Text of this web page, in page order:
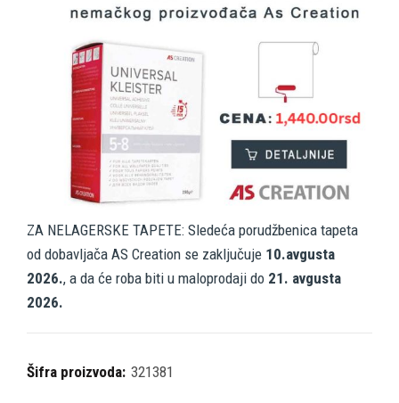
ZA NELAGERSKE TAPETE: Sledeća porudžbenica tapeta
od dobavljača AS Creation se zaključuje 10.avgusta
2026., a da će roba biti u maloprodaji do 21. avgusta
2026.
Šifra proizvoda: 321381